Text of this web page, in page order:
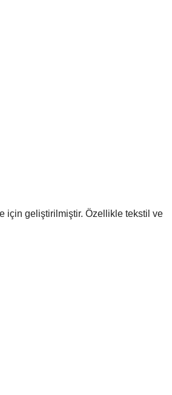
için geliştirilmiştir. Özellikle tekstil ve